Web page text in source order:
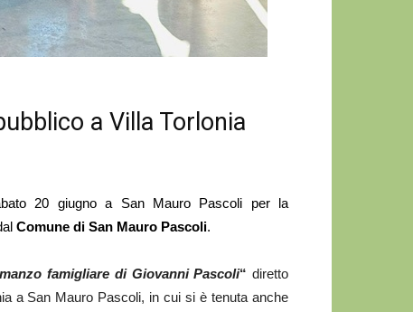
a Villa Torlonia
20 giugno a San Mauro Pascoli per la
Comune di San Mauro Pascoli.
famigliare di Giovanni Pascoli“ diretto
a San Mauro Pascoli, in cui si è tenuta anche